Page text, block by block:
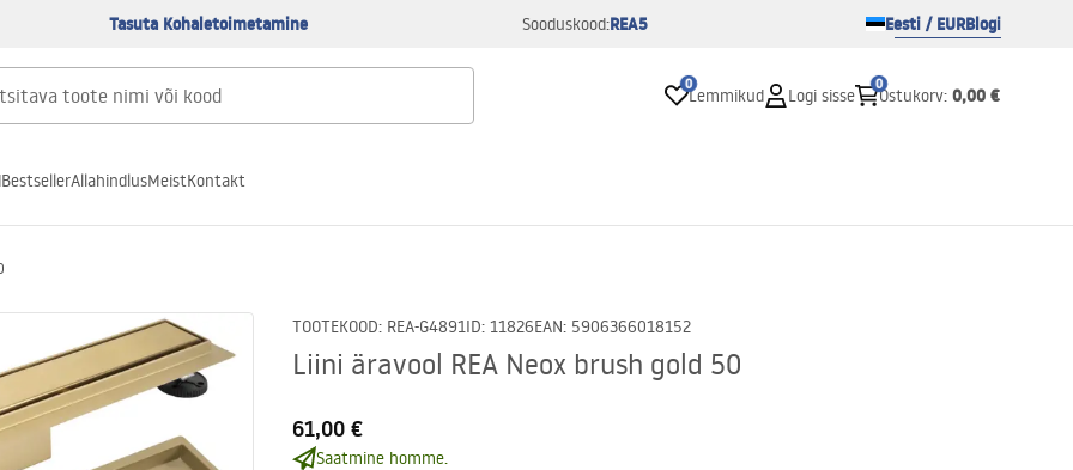
Tasuta Kohaletoimetamine Sooduskood:REA5 Eesti / EURBlogi
0
Lemmikud Logi sisse
0
Ostukorv: 0,00 €
BestsellerAllahindlusMeistKontakt
TOOTEKOOD: REA-G4891ID: 11826EAN: 5906366018152
Liini äravool REA Neox brush gold 50
61,00 €
Saatmine homme.